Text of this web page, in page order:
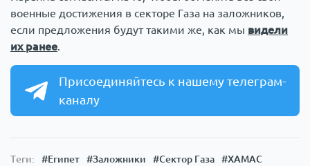
военные достижения в секторе Газа на заложников,
если предложения будут такими же, как мы видели
их ранее.
Присоединяйтесь к нашему телеграм-
каналу
Теги: #Египет #Заложники #Сектор Газа
#ХАМАС